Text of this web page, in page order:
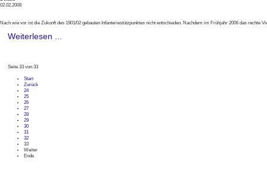
02.02.2008
Nach wie vor ist die Zukunft des 1901/02 gebauten Infanteriestützpunktes nicht entschieden. Nachdem im Frühjahr 2006 das
Weiterlesen ...
Seite 33 von 33
Start
Zurück
24
25
26
27
28
29
30
31
32
33
Weiter
Ende